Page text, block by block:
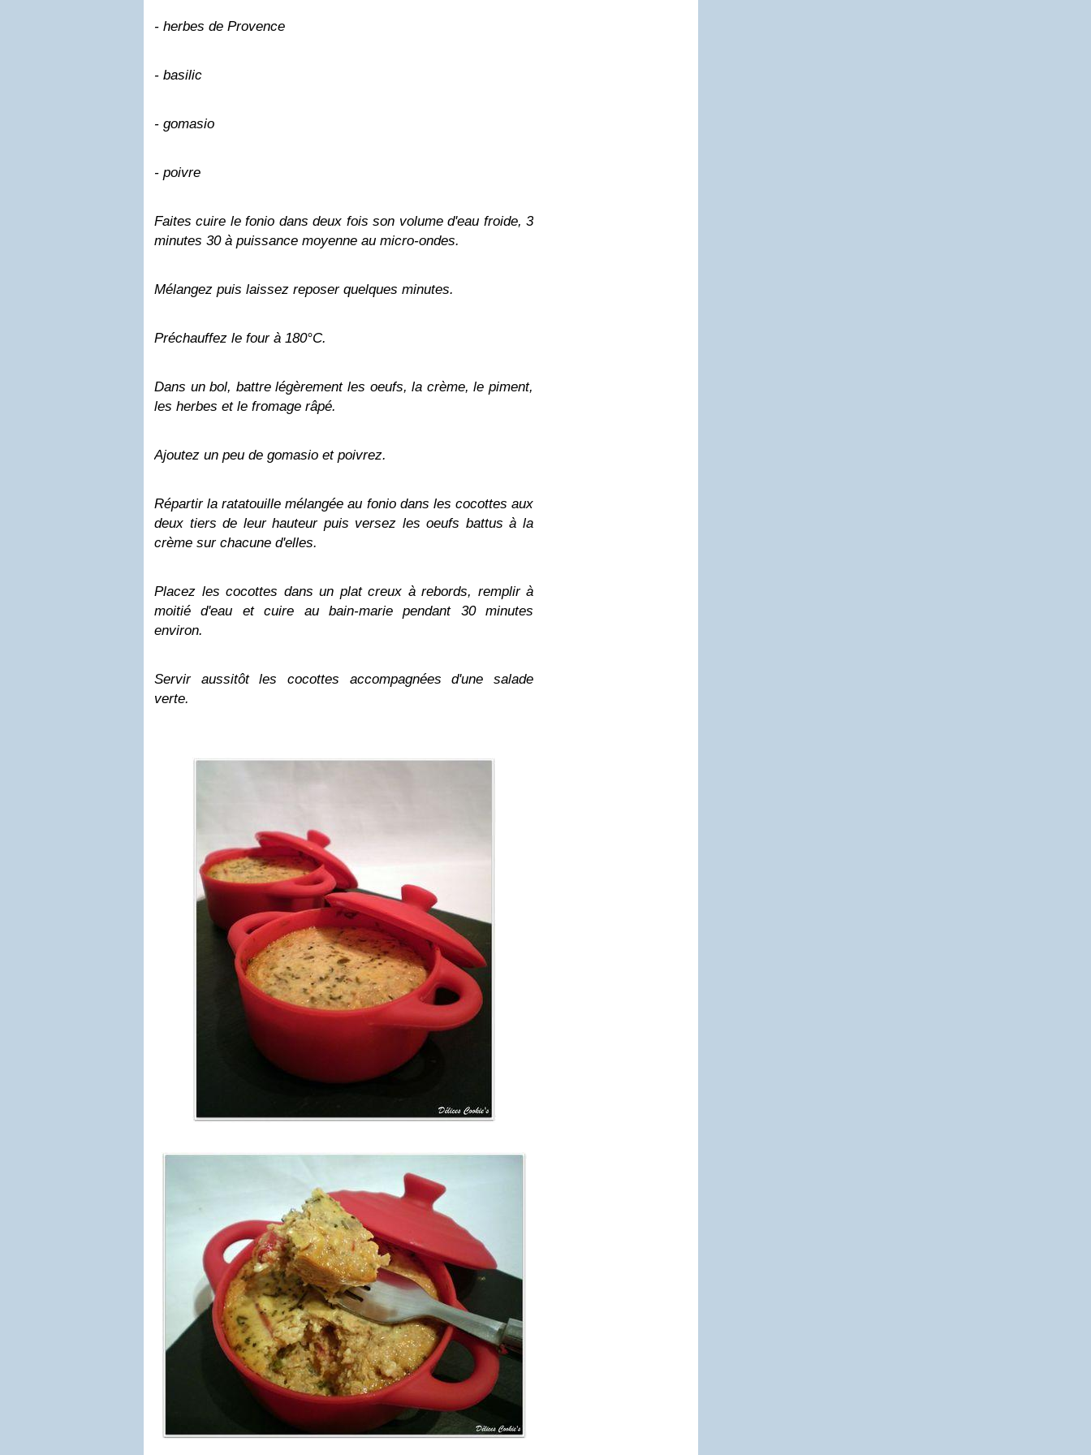
- herbes de Provence
- basilic
- gomasio
- poivre
Faites cuire lefonio dans deux fois son volume d'eau froide, 3
minutes 30 à puissance moyenne au micro-ondes.
Mélangez puis laissez reposer quelques minutes.
Préchauffez le four à 180°C.
Dans un bol, battre légèrement les oeufs, la crème, le piment,
les herbes et le fromage râpé.
Ajoutez un peu de gomasio et poivrez.
Répartir la ratatouille mélangée au foniodans les cocottes aux
deux tiers de leur hauteur puis versez les oeufs battus à la
crème sur chacune d'elles.
Placez les cocottes dans un plat creux à rebords, remplir à
moitié d'eau et cuire au bain-marie pendant 30 minutes
environ.
Servir aussitôt les cocottes accompagnées d'une salade
verte.